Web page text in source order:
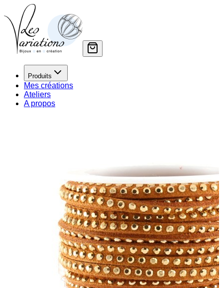
Produits
Mes créations
Ateliers
A propos